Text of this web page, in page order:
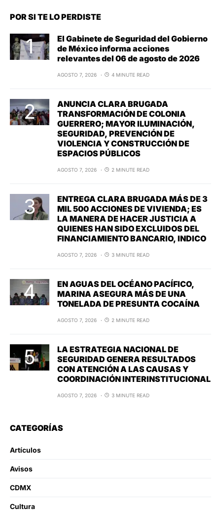
POR SI TE LO PERDISTE
El Gabinete de Seguridad del Gobierno
de México informa acciones
relevantes del 06 de agosto de 2026
AGOSTO 7, 2026 4 MINUTE READ
ANUNCIA CLARA BRUGADA
TRANSFORMACIÓN DE COLONIA
GUERRERO; MAYOR ILUMINACIÓN,
SEGURIDAD, PREVENCIÓN DE
VIOLENCIA Y CONSTRUCCIÓN DE
ESPACIOS PÚBLICOS
AGOSTO 7, 2026 2 MINUTE READ
ENTREGA CLARA BRUGADA MÁS DE 3
MIL 500 ACCIONES DE VIVIENDA; ES
LA MANERA DE HACER JUSTICIA A
QUIENES HAN SIDO EXCLUIDOS DEL
FINANCIAMIENTO BANCARIO, INDICO
AGOSTO 7, 2026 3 MINUTE READ
EN AGUAS DEL OCÉANO PACÍFICO,
MARINA ASEGURA MÁS DE UNA
TONELADA DE PRESUNTA COCAÍNA
AGOSTO 7, 2026 2 MINUTE READ
LA ESTRATEGIA NACIONAL DE
SEGURIDAD GENERA RESULTADOS
CON ATENCIÓN A LAS CAUSAS Y
COORDINACIÓN INTERINSTITUCIONAL
AGOSTO 7, 2026 3 MINUTE READ
CATEGORÍAS
Artículos
Avisos
CDMX
Cultura